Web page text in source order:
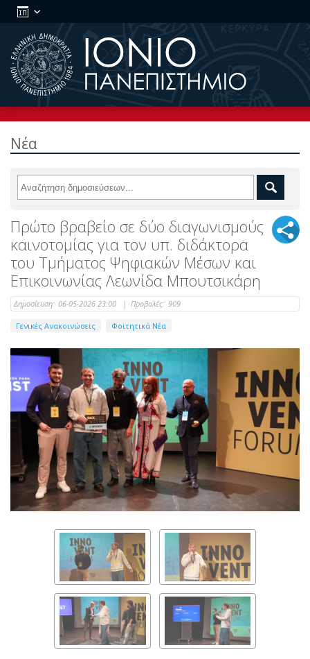
Νέα
Πρώτο βραβείο σε δύο διαγωνισμούς
καινοτομίας για τον υπ. διδάκτορα
του Τμήματος Ψηφιακών Μέσων και
Επικοινωνίας Λεωνίδα Μπουτσικάρη
Δημοσίευση: 06-05-2026 23:00 | Προβολές: 909
Γενικές Ανακοινώσεις Φοιτητικά Νέα